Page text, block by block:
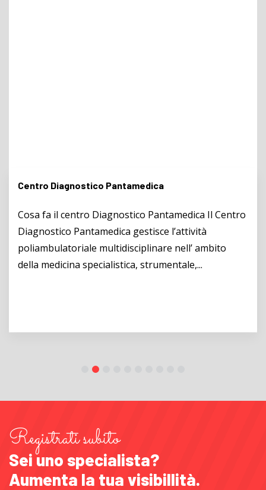
Centro Diagnostico Pantamedica
Cosa fa il centro Diagnostico Pantamedica Il Centro
Diagnostico Pantamedica gestisce l’attività
poliambulatoriale multidisciplinare nell’ ambito
della medicina specialistica, strumentale,...
Registrati subito
Sei uno specialista?
Aumenta la tua visibillità.